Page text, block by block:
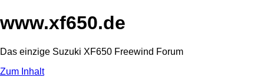
www.xf650.de
Das einzige Suzuki XF650 Freewind Forum
Zum Inhalt